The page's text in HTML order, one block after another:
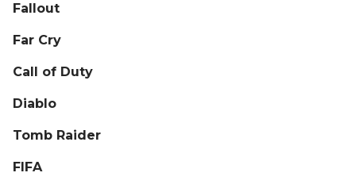
Fallout
Far Cry
Call of Duty
Diablo
Tomb Raider
FIFA